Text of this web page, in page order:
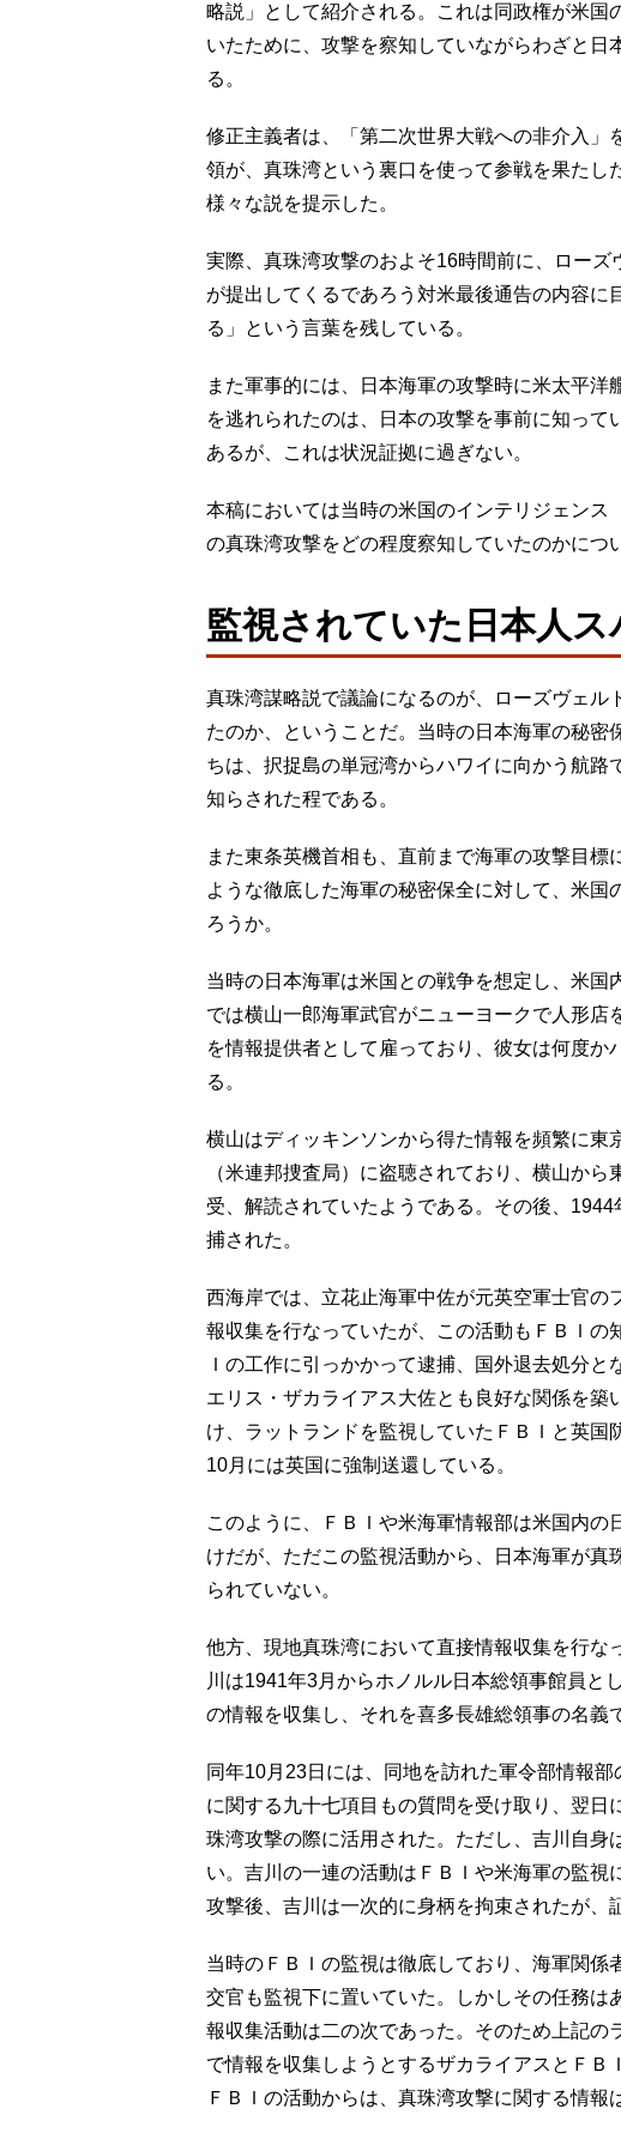
略説」として紹介される。これは同政権が米国
いたために、攻撃を察知していながらわざと日
る。
修正主義者は、「第二次世界大戦への非介入」
領が、真珠湾という裏口を使って参戦を果たし
様々な説を提示した。
実際、真珠湾攻撃のおよそ16時間前に、ロー
が提出してくるであろう対米最後通告の内容に
る」という言葉を残している。
また軍事的には、日本海軍の攻撃時に米太平
を逃れられたのは、日本の攻撃を事前に知って
あるが、これは状況証拠に過ぎない。
本稿においては当時の米国のインテリジェンス
の真珠湾攻撃をどの程度察知していたのかにつ
監視されていた日本人ス
真珠湾謀略説で議論になるのが、ローズヴェル
たのか、ということだ。当時の日本海軍の秘密
ちは、択捉島の単冠湾からハワイに向かう航路
知らされた程である。
また東条英機首相も、直前まで海軍の攻撃目
ような徹底した海軍の秘密保全に対して、米
ろうか。
当時の日本海軍は米国との戦争を想定し、米国
では横山一郎海軍武官がニューヨークで人形店
を情報提供者として雇っており、彼女は何度か
る。
横山はディッキンソンから得た情報を頻繁に東
（米連邦捜査局）に盗聴されており、横山か
受、解読されていたようである。その後、
捕された。
西海岸では、立花止海軍中佐が元英空軍士官の
報収集を行なっていたが、この活動もＦＢＩの
Ｉの工作に引っかかって逮捕、国外退去処分
エリス・ザカライアス大佐とも良好な関係を築
け、ラットランドを監視していたＦＢＩと英国
10月には英国に強制送還している。
このように、ＦＢＩや米海軍情報部は米国内
けだが、ただこの監視活動から、日本海軍が
られていない。
他方、現地真珠湾において直接情報収集を行な
川は1941年3月からホノルル日本総領事館員と
の情報を収集し、それを喜多長雄総領事の名義
同年10月23日には、同地を訪れた軍令部情報
に関する九十七項目もの質問を受け取り、翌
珠湾攻撃の際に活用された。ただし、吉川自身
い。吉川の一連の活動はＦＢＩや米海軍の監
攻撃後、吉川は一次的に身柄を拘束されたが、
当時のＦＢＩの監視は徹底しており、海軍関
交官も監視下に置いていた。しかしその任務は
報収集活動は二の次であった。そのため上記の
で情報を収集しようとするザカライアスとＦＢ
ＦＢＩの活動からは、真珠湾攻撃に関する情報